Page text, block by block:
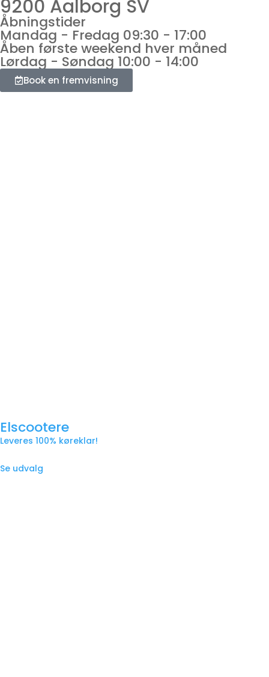
9200 Aalborg SV
Åbningstider
Mandag - Fredag 09:30 - 17:00
Åben første weekend hver måned
Lørdag - Søndag 10:00 - 14:00
Book en fremvisning
Elscootere
Leveres 100% køreklar!
Se udvalg